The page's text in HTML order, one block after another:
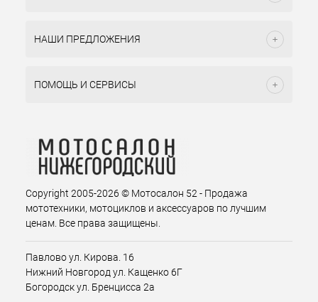
НАШИ ПРЕДЛОЖЕНИЯ
ПОМОЩЬ И СЕРВИСЫ
Copyright 2005-2026 © Мотосалон 52 - Продажа
мототехники, мотоциклов и аксессуаров по лучшим
ценам. Все права защищены.
Павлово ул. Кирова. 16
Нижний Новгород ул. Кащенко 6Г
Богородск ул. Бренцисса 2а